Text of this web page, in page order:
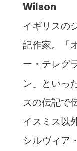
Wilson
イギリスの
記作家。「
ー・テレグ
ン」といっ
スの伝記で
イスミス以
シルヴィア